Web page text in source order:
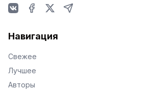
Навигация
Свежее
Лучшее
Авторы